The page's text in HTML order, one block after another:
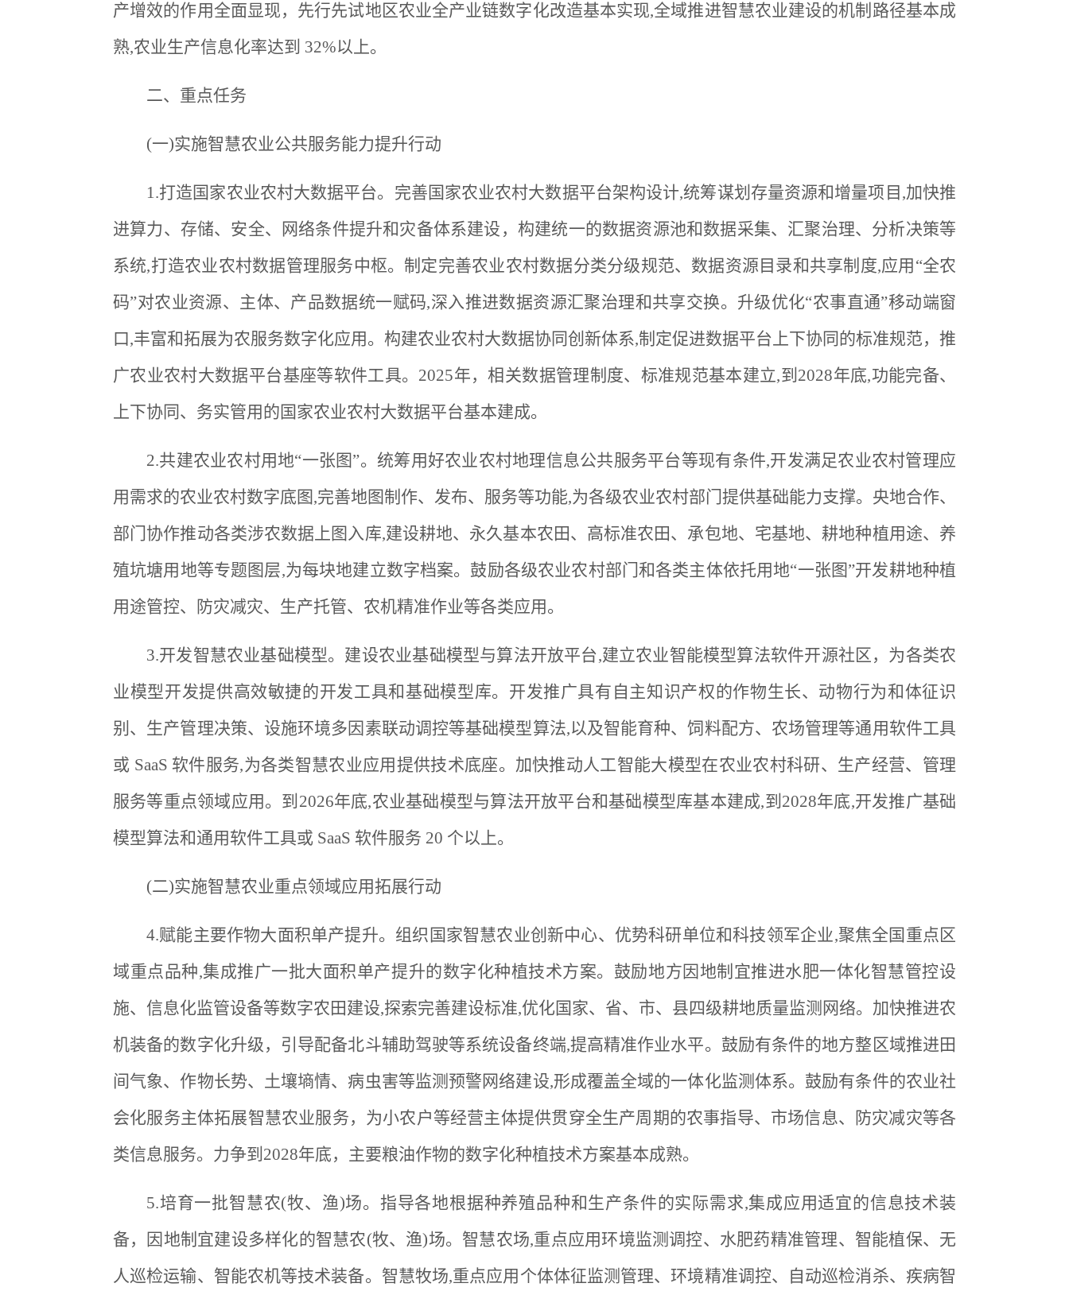
产增效的作用全面显现，先行先试地区农业全产业链数字化改造基本实现,全域推进智慧农业建设的机制路径基本成
熟,农业生产信息化率达到 32%以上。
二、重点任务
(一)实施智慧农业公共服务能力提升行动
1.打造国家农业农村大数据平台。完善国家农业农村大数据平台架构设计,统筹谋划存量资源和增量项目,加快推
进算力、存储、安全、网络条件提升和灾备体系建设，构建统一的数据资源池和数据采集、汇聚治理、分析决策等
系统,打造农业农村数据管理服务中枢。制定完善农业农村数据分类分级规范、数据资源目录和共享制度,应用“全农
码”对农业资源、主体、产品数据统一赋码,深入推进数据资源汇聚治理和共享交换。升级优化“农事直通”移动端窗
口,丰富和拓展为农服务数字化应用。构建农业农村大数据协同创新体系,制定促进数据平台上下协同的标准规范，推
广农业农村大数据平台基座等软件工具。2025年，相关数据管理制度、标准规范基本建立,到2028年底,功能完备、
上下协同、务实管用的国家农业农村大数据平台基本建成。
2.共建农业农村用地“一张图”。统筹用好农业农村地理信息公共服务平台等现有条件,开发满足农业农村管理应
用需求的农业农村数字底图,完善地图制作、发布、服务等功能,为各级农业农村部门提供基础能力支撑。央地合作、
部门协作推动各类涉农数据上图入库,建设耕地、永久基本农田、高标准农田、承包地、宅基地、耕地种植用途、养
殖坑塘用地等专题图层,为每块地建立数字档案。鼓励各级农业农村部门和各类主体依托用地“一张图”开发耕地种植
用途管控、防灾减灾、生产托管、农机精准作业等各类应用。
3.开发智慧农业基础模型。建设农业基础模型与算法开放平台,建立农业智能模型算法软件开源社区，为各类农
业模型开发提供高效敏捷的开发工具和基础模型库。开发推广具有自主知识产权的作物生长、动物行为和体征识
别、生产管理决策、设施环境多因素联动调控等基础模型算法,以及智能育种、饲料配方、农场管理等通用软件工具
或 SaaS 软件服务,为各类智慧农业应用提供技术底座。加快推动人工智能大模型在农业农村科研、生产经营、管理
服务等重点领域应用。到2026年底,农业基础模型与算法开放平台和基础模型库基本建成,到2028年底,开发推广基础
模型算法和通用软件工具或 SaaS 软件服务 20 个以上。
(二)实施智慧农业重点领域应用拓展行动
4.赋能主要作物大面积单产提升。组织国家智慧农业创新中心、优势科研单位和科技领军企业,聚焦全国重点区
域重点品种,集成推广一批大面积单产提升的数字化种植技术方案。鼓励地方因地制宜推进水肥一体化智慧管控设
施、信息化监管设备等数字农田建设,探索完善建设标准,优化国家、省、市、县四级耕地质量监测网络。加快推进农
机装备的数字化升级，引导配备北斗辅助驾驶等系统设备终端,提高精准作业水平。鼓励有条件的地方整区域推进田
间气象、作物长势、土壤墒情、病虫害等监测预警网络建设,形成覆盖全域的一体化监测体系。鼓励有条件的农业社
会化服务主体拓展智慧农业服务，为小农户等经营主体提供贯穿全生产周期的农事指导、市场信息、防灾减灾等各
类信息服务。力争到2028年底，主要粮油作物的数字化种植技术方案基本成熟。
5.培育一批智慧农(牧、渔)场。指导各地根据种养殖品种和生产条件的实际需求,集成应用适宜的信息技术装
备，因地制宜建设多样化的智慧农(牧、渔)场。智慧农场,重点应用环境监测调控、水肥药精准管理、智能植保、无
人巡检运输、智能农机等技术装备。智慧牧场,重点应用个体体征监测管理、环境精准调控、自动巡检消杀、疾病智